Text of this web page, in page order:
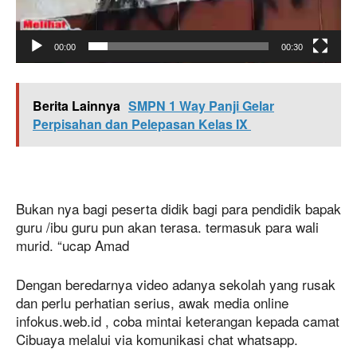
00:00 00:30
Berita Lainnya SMPN 1 Way Panji Gelar
Perpisahan dan Pelepasan Kelas IX
Bukan nya bagi peserta didik bagi para pendidik bapak
guru /ibu guru pun akan terasa. termasuk para wali
murid. “ucap Amad
Dengan beredarnya video adanya sekolah yang rusak
dan perlu perhatian serius, awak media online
infokus.web.id , coba mintai keterangan kepada camat
Cibuaya melalui via komunikasi chat whatsapp.